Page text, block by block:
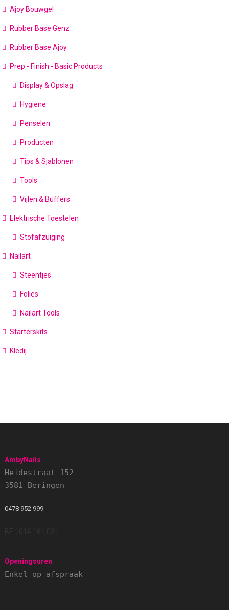
Ajoy Bouwgel
Rubber Base Genz
Rubber Base Ajoy
Prep - Finish - Basic Products
Display & Opslag
Hygiene
Penselen
Producten
Tips & Sjablonen
Tools
Vijlen & Buffers
Elektrische Toestelen
Stofafzuiging
Nailart
Steentjes
Folies
Nailart Tools
Starterskits
Kledij
AmbyNails
Heidestraat 152
3581 Beringen
0478 952 999
Openingsuren
Enkel op afspraak